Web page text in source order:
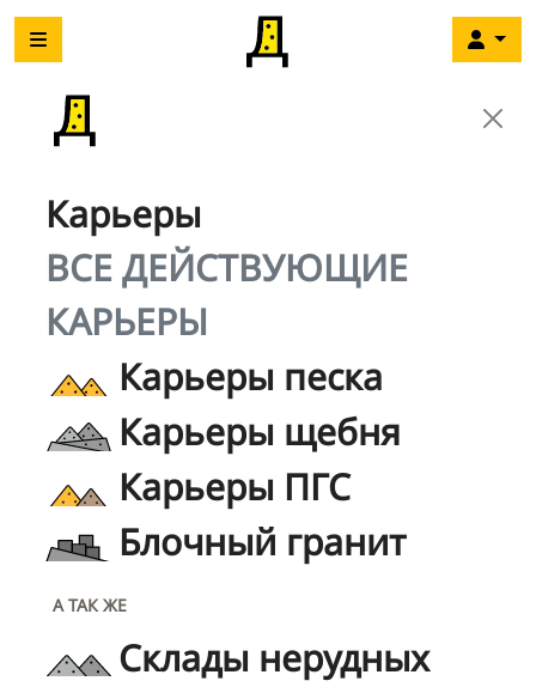
Карьеры
ВСЕ ДЕЙСТВУЮЩИЕ
КАРЬЕРЫ
Карьеры песка
Карьеры щебня
Карьеры ПГС
Блочный гранит
А ТАК ЖЕ
Склады нерудных